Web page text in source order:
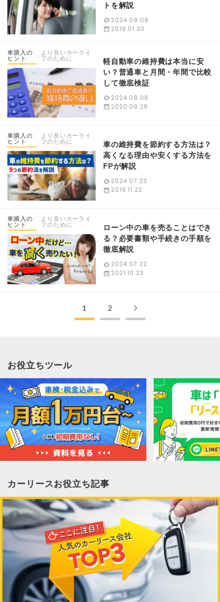
トを解説
2024.09.09
2019.01.30
車購入の
ヒント
より良いカーライ
フのために
軽自動車の維持費は本当に安
い？普通車と月間・年間で比較
して徹底検証
2024.08.06
2020.09.26
車購入の
ヒント
より良いカーライ
フのために
車の維持費を節約する方法は？
高くなる理由や安くする方法を
FPが解説
2024.07.23
2019.11.22
車購入の
ヒント
より良いカーライ
フのために
ローン中の車を売ることはでき
る？必要書類や手続きの手順を
徹底解説
2024.07.22
2021.10.23
1 2
お役立ちツール
カーリースお役立ち記事